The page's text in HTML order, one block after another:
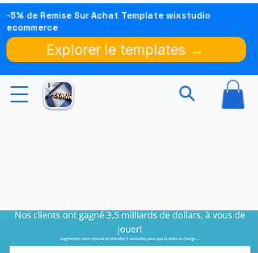
-5% de Remise Sur Achat Template wixstudio
ecommerce
Explorer le templates →